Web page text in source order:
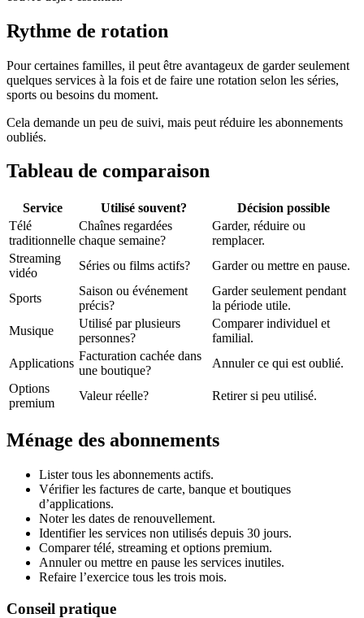
Rythme de rotation
Pour certaines familles, il peut être avantageux de garder seulement
quelques services à la fois et de faire une rotation selon les séries,
sports ou besoins du moment.
Cela demande un peu de suivi, mais peut réduire les abonnements
oubliés.
Tableau de comparaison
Service Utilisé souvent?
Décision possible
Télé
traditionnelle
Chaînes regardées
chaque semaine?
Garder, réduire ou
remplacer.
Streaming
vidéo
Séries ou films actifs? Garder ou mettre en pause.
Sports
Saison ou événement
précis?
Garder seulement pendant
la période utile.
Musique
Utilisé par plusieurs
personnes?
Comparer individuel et
familial.
Applications
Facturation cachée dans
une boutique?
Annuler ce qui est oublié.
Options
premium
Valeur réelle? Retirer si peu utilisé.
Ménage des abonnements
Lister tous les abonnements actifs.
Vérifier les factures de carte, banque et boutiques
d’applications.
Noter les dates de renouvellement.
Identifier les services non utilisés depuis 30 jours.
Comparer télé, streaming et options premium.
Annuler ou mettre en pause les services inutiles.
Refaire l’exercice tous les trois mois.
Conseil pratique